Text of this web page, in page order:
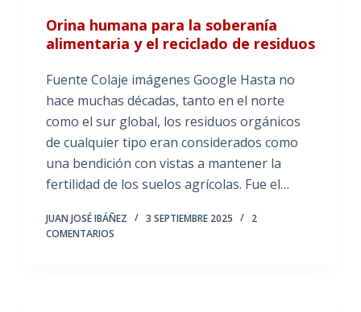
Orina humana para la soberanía
alimentaria y el reciclado de residuos
Fuente Colaje imágenes Google Hasta no
hace muchas décadas, tanto en el norte
como el sur global, los residuos orgánicos
de cualquier tipo eran considerados como
una bendición con vistas a mantener la
fertilidad de los suelos agrícolas. Fue el…
JUAN JOSÉ IBÁÑEZ 3 SEPTIEMBRE 2025
2
COMENTARIOS